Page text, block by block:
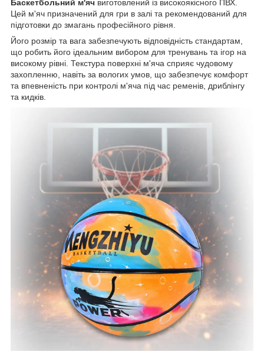
Баскетбольний м'яч виготовлений із високоякісного ПВХ.
Цей м'яч призначений для гри в залі та рекомендований для
підготовки до змагань професійного рівня.
Його розмір та вага забезпечують відповідність стандартам,
що робить його ідеальним вибором для тренувань та ігор на
високому рівні. Текстура поверхні м'яча сприяє чудовому
захопленню, навіть за вологих умов, що забезпечує комфорт
та впевненість при контролі м'яча під час ременів, дриблінгу
та кидків.